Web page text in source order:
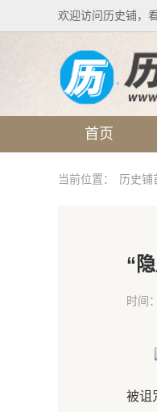
欢迎访问历史铺，
首页
当前位置： 历史铺
“
时间：
被诅